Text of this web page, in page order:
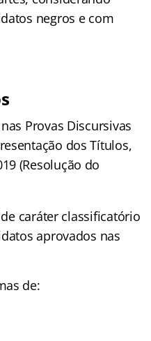
negros e com
Provas Discursivas
dos Títulos,
(Resolução do
caráter classificatório
aprovados nas
de: